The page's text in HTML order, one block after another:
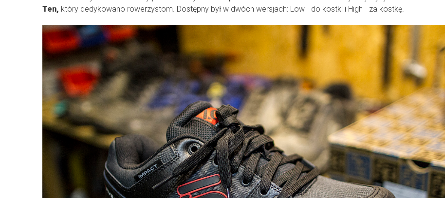
Ten, który dedykowano rowerzystom. Dostępny był w dwóch wersjach: Low - do kostki i High - za kostkę.